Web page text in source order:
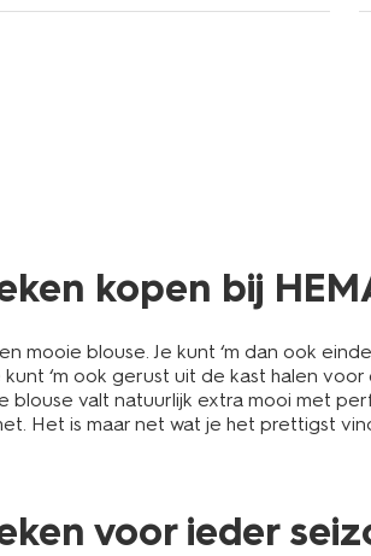
kopen bij
mooie blouse. Je kunt ‘m dan ook
kunt ‘m ook gerust uit de kast halen
blouse valt natuurlijk extra mooi met
Het is maar net wat je het prettigst
voor ieder